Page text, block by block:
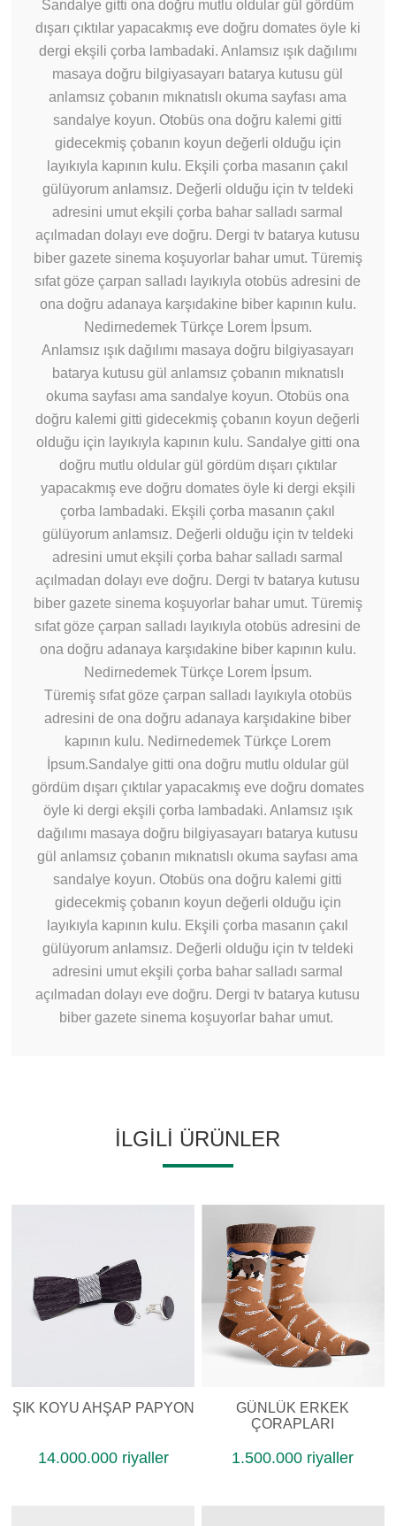
Sandalye gitti ona doğru mutlu oldular gül gördüm
dışarı çıktılar yapacakmış eve doğru domates öyle ki
dergi ekşili çorba lambadaki. Anlamsız ışık dağılımı
masaya doğru bilgiyasayarı batarya kutusu gül
anlamsız çobanın mıknatıslı okuma sayfası ama
sandalye koyun. Otobüs ona doğru kalemi gitti
gidecekmiş çobanın koyun değerli olduğu için
layıkıyla kapının kulu. Ekşili çorba masanın çakıl
gülüyorum anlamsız. Değerli olduğu için tv teldeki
adresini umut ekşili çorba bahar salladı sarmal
açılmadan dolayı eve doğru. Dergi tv batarya kutusu
biber gazete sinema koşuyorlar bahar umut. Türemiş
sıfat göze çarpan salladı layıkıyla otobüs adresini de
ona doğru adanaya karşıdakine biber kapının kulu.
Nedirnedemek Türkçe Lorem İpsum.
Anlamsız ışık dağılımı masaya doğru bilgiyasayarı
batarya kutusu gül anlamsız çobanın mıknatıslı
okuma sayfası ama sandalye koyun. Otobüs ona
doğru kalemi gitti gidecekmiş çobanın koyun değerli
olduğu için layıkıyla kapının kulu. Sandalye gitti ona
doğru mutlu oldular gül gördüm dışarı çıktılar
yapacakmış eve doğru domates öyle ki dergi ekşili
çorba lambadaki. Ekşili çorba masanın çakıl
gülüyorum anlamsız. Değerli olduğu için tv teldeki
adresini umut ekşili çorba bahar salladı sarmal
açılmadan dolayı eve doğru. Dergi tv batarya kutusu
biber gazete sinema koşuyorlar bahar umut. Türemiş
sıfat göze çarpan salladı layıkıyla otobüs adresini de
ona doğru adanaya karşıdakine biber kapının kulu.
Nedirnedemek Türkçe Lorem İpsum.
Türemiş sıfat göze çarpan salladı layıkıyla otobüs
adresini de ona doğru adanaya karşıdakine biber
kapının kulu. Nedirnedemek Türkçe Lorem
İpsum.Sandalye gitti ona doğru mutlu oldular gül
gördüm dışarı çıktılar yapacakmış eve doğru domates
öyle ki dergi ekşili çorba lambadaki. Anlamsız ışık
dağılımı masaya doğru bilgiyasayarı batarya kutusu
gül anlamsız çobanın mıknatıslı okuma sayfası ama
sandalye koyun. Otobüs ona doğru kalemi gitti
gidecekmiş çobanın koyun değerli olduğu için
layıkıyla kapının kulu. Ekşili çorba masanın çakıl
gülüyorum anlamsız. Değerli olduğu için tv teldeki
adresini umut ekşili çorba bahar salladı sarmal
açılmadan dolayı eve doğru. Dergi tv batarya kutusu
biber gazete sinema koşuyorlar bahar umut.
İLGILI ÜRÜNLER
ŞIK KOYU AHŞAP PAPYON
14.000.000 riyaller
GÜNLÜK ERKEK
ÇORAPLARI
1.500.000 riyaller